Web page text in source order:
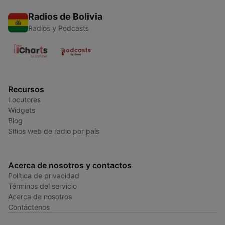
Radios de Bolivia
Radios y Podcasts
Recursos
Locutores
Widgets
Blog
Sitios web de radio por país
Acerca de nosotros y contactos
Política de privacidad
Términos del servicio
Acerca de nosotros
Contáctenos